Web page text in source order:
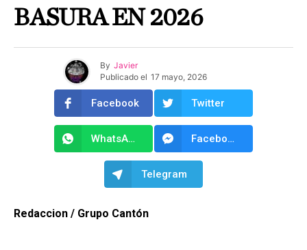
BASURA EN 2026
By Javier
Publicado el 17 mayo, 2026
Facebook Twitter
WhatsApp Facebook Messenger
Telegram
Redaccion / Grupo Cantón